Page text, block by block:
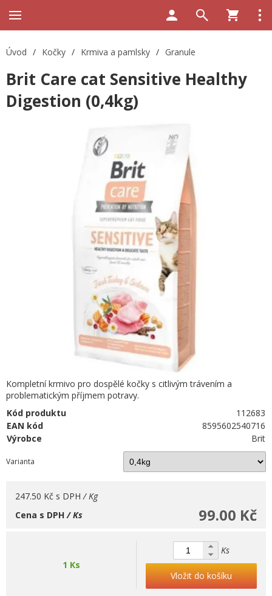
Úvod / Kočky / Krmiva a pamlsky / Granule
Brit Care cat Sensitive Healthy
Digestion (0,4kg)
Kompletní krmivo pro dospělé kočky s citlivým trávením a
problematickým příjmem potravy.
Kód produktu
112683
EAN kód
8595602540716
Výrobce
Brit
Varianta
247.50 Kč s DPH / Kg
99.00 Kč
Cena s DPH/ Ks
1 Ks
Ks
Vložit do košíku